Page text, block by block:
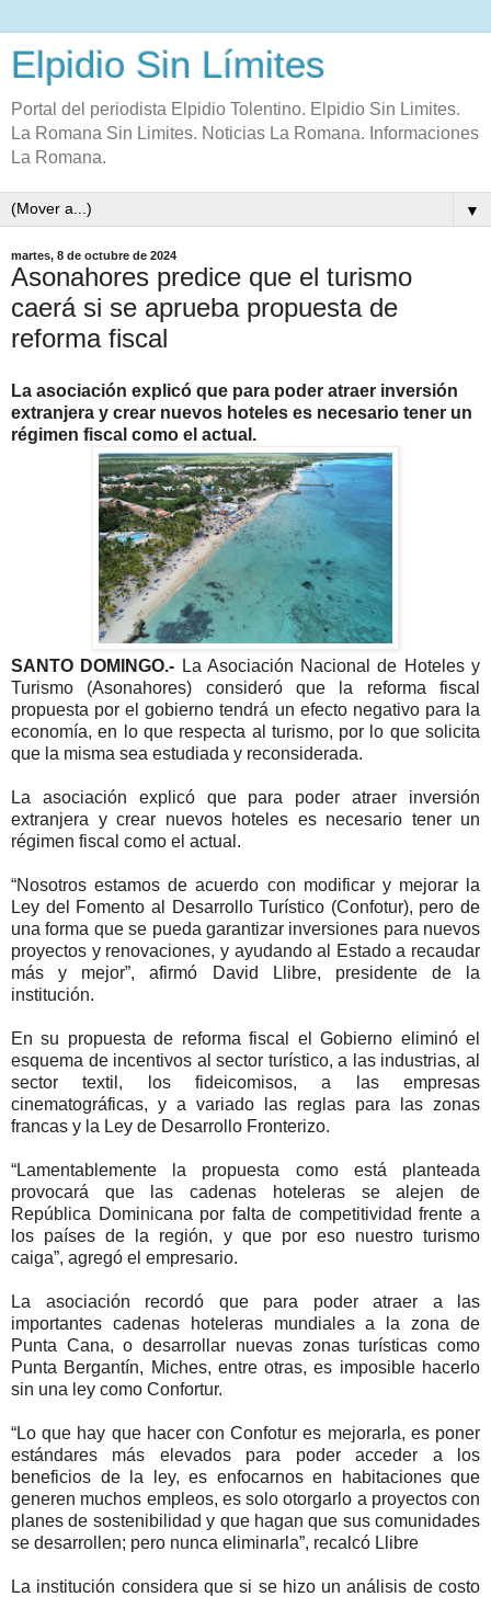
Elpidio Sin Límites
Portal del periodista Elpidio Tolentino. Elpidio Sin Limites.
La Romana Sin Limites. Noticias La Romana. Informaciones
La Romana.
▼
martes, 8 de octubre de 2024
Asonahores predice que el turismo
caerá si se aprueba propuesta de
reforma fiscal
La asociación explicó que para poder atraer inversión
extranjera y crear nuevos hoteles es necesario tener un
régimen fiscal como el actual.
SANTO DOMINGO.- La Asociación Nacional de Hoteles y
Turismo (Asonahores) consideró que la reforma fiscal
propuesta por el gobierno tendrá un efecto negativo para la
economía, en lo que respecta al turismo, por lo que solicita
que la misma sea estudiada y reconsiderada.
La asociación explicó que para poder atraer inversión
extranjera y crear nuevos hoteles es necesario tener un
régimen fiscal como el actual.
“Nosotros estamos de acuerdo con modificar y mejorar la
Ley del Fomento al Desarrollo Turístico (Confotur), pero de
una forma que se pueda garantizar inversiones para nuevos
proyectos y renovaciones, y ayudando al Estado a recaudar
más y mejor”, afirmó David Llibre, presidente de la
institución.
En su propuesta de reforma fiscal el Gobierno eliminó el
esquema de incentivos al sector turístico, a las industrias, al
sector textil, los fideicomisos, a las empresas
cinematográficas, y a variado las reglas para las zonas
francas y la Ley de Desarrollo Fronterizo.
“Lamentablemente la propuesta como está planteada
provocará que las cadenas hoteleras se alejen de
República Dominicana por falta de competitividad frente a
los países de la región, y que por eso nuestro turismo
caiga”, agregó el empresario.
La asociación recordó que para poder atraer a las
importantes cadenas hoteleras mundiales a la zona de
Punta Cana, o desarrollar nuevas zonas turísticas como
Punta Bergantín, Miches, entre otras, es imposible hacerlo
sin una ley como Confortur.
“Lo que hay que hacer con Confotur es mejorarla, es poner
estándares más elevados para poder acceder a los
beneficios de la ley, es enfocarnos en habitaciones que
generen muchos empleos, es solo otorgarlo a proyectos con
planes de sostenibilidad y que hagan que sus comunidades
se desarrollen; pero nunca eliminarla”, recalcó Llibre
La institución considera que si se hizo un análisis de costo